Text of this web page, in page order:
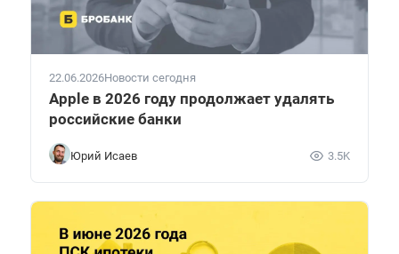
22.06.2026Новости сегодня
Apple в 2026 году продолжает удалять
российские банки
Юрий Исаев 3.5K